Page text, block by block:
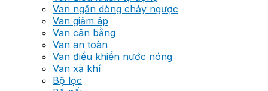
Van ngăn dòng chảy ngược
Van giảm áp
Van cân bằng
Van an toàn
Van điều khiển nước nóng
Van xả khí
Bộ lọc